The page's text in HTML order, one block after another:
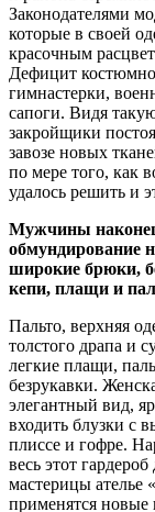
Законодателями
которые в своей
красочным
Дефицит
гимнастерки,
сапоги. Видя
закройщики
завозе новых
по мере того, как
удалось решить и
Мужчины
обмундирование
широкие брюки,
кепи, плащи и
Пальто, верхняя
толстого драпа и
легкие плащи,
безрукавки.
элегантный вид,
входить блузки с
плиссе и гофре.
весь этот
мастерицы ателье
применятся